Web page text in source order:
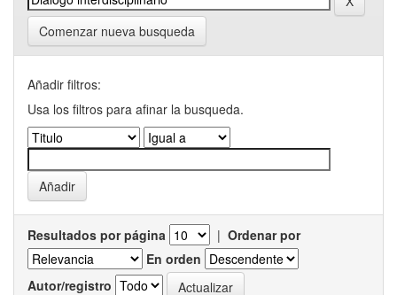
Comenzar nueva busqueda
Añadir filtros:
Usa los filtros para afinar la busqueda.
Resultados por página | Ordenar por
En orden
Autor/registro